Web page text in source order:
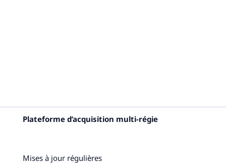
Plateforme d’acquisition multi-régie
Mises à jour régulières